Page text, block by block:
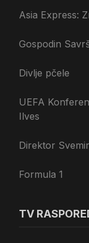
Asia Express:
Gospodin
Divlje pčele
UEFA
Ilves
Direktor
Formula 1
TV